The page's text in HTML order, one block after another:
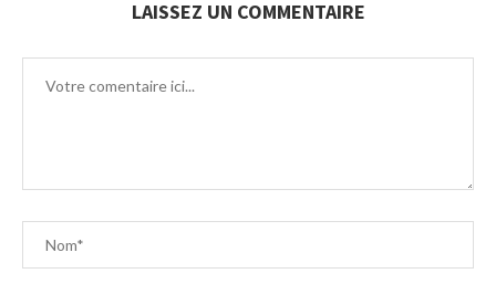
LAISSEZ UN COMMENTAIRE